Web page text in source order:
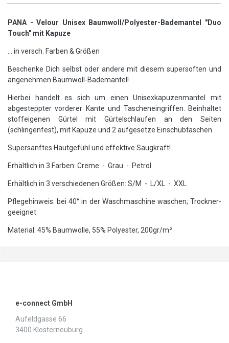
PANA - Velour Unisex Baumwoll/Polyester-Bademantel "Duo
Touch" mit Kapuze
... in versch. Farben & Größen
Beschenke Dich selbst oder andere mit diesem supersoften und
angenehmen Baumwoll-Bademantel!
Hierbei handelt es sich um einen Unisexkapuzenmantel mit
abgesteppter vorderer Kante und Tascheneingriffen. Beinhaltet
stoffeigenen Gürtel mit Gürtelschlaufen an den Seiten
(schlingenfest), mit Kapuze und 2 aufgesetze Einschubtaschen.
Supersanftes Hautgefühl und effektive Saugkraft!
Erhältlich in 3 Farben: Creme - Grau - Petrol
Erhältlich in 3 verschiedenen Größen: S/M - L/XL - XXL
Pflegehinweis: bei 40° in der Waschmaschine waschen; Trockner-
geeignet
Material: 45% Baumwolle, 55% Polyester, 200gr/m²
e-connect GmbH
Aufeldgasse 66
3400 Klosterneuburg